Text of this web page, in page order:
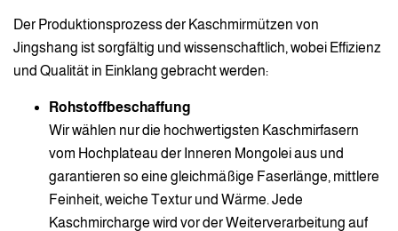
Der Produktionsprozess der Kaschmirmützen von
Jingshang ist sorgfältig und wissenschaftlich, wobei Effizienz
und Qualität in Einklang gebracht werden:
Rohstoffbeschaffung
Wir wählen nur die hochwertigsten Kaschmirfasern
vom Hochplateau der Inneren Mongolei aus und
garantieren so eine gleichmäßige Faserlänge, mittlere
Feinheit, weiche Textur und Wärme. Jede
Kaschmircharge wird vor der Weiterverarbeitung auf